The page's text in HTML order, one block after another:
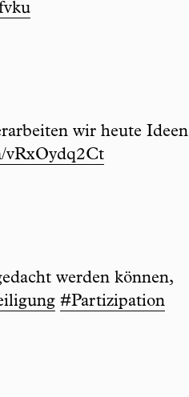
wir heute Ideen
vRxOydq2Ct
werden können,
#Partizipation